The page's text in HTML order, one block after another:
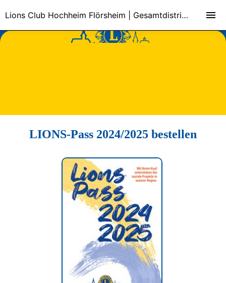
LIONS-Pass 2024/2025 bestellen
Lions Club Hochheim Flörsheim | Gesamtdistrikt 111 Deutschland